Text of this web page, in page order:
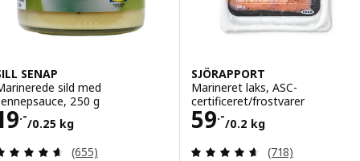
SENAP
sild med
250 g
.-
/0.25 kg
19.-/0.25 kg
Anmeld: 4.6 ud af 5 Stjerner. Anmeldelser i alt:
(655)
SJÖRAPPORT
Marineret laks, ASC-
certificeret/frostvarer
59.-
/0.2 kg
Pris 59.-/0.2 kg
Anmeld: 4.6 ud
(718)